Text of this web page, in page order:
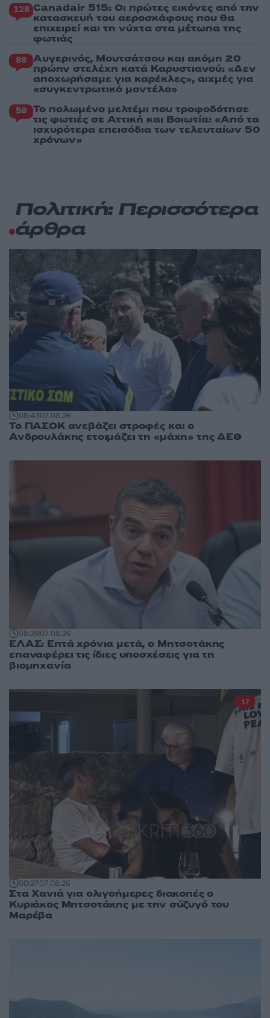
128 Canadair 515: Οι πρώτες εικόνες από την
κατασκευή του αεροσκάφους που θα
επιχειρεί και τη νύχτα στα μέτωπα της
φωτιάς
86 Αυγερινός, Μουτσάτσου και ακόμη 20
πρώην στελέχη κατά Καρυστιανού: «Δεν
αποχωρήσαμε για καρέκλες», αιχμές για
«συγκεντρωτικό μοντέλο»
59 Το πολωμένο μελτέμι που τροφοδότησε
τις φωτιές σε Αττική και Βοιωτία: «Από τα
ισχυρότερα επεισόδια των τελευταίων 50
χρόνων»
Πολιτική: Περισσότερα
άρθρα
08:4307.08.26
Το ΠΑΣΟΚ ανεβάζει στροφές και ο
Ανδρουλάκης ετοιμάζει τη «μάχη» της ΔΕΘ
08:2907.08.26
ΕΛΑΣ: Επτά χρόνια μετά, ο Μητσοτάκης
επαναφέρει τις ίδιες υποσχέσεις για τη
βιομηχανία
00:2707.08.26
Στα Χανιά για ολιγοήμερες διακοπές ο
Κυριάκος Μητσοτάκης με την σύζυγό του
Μαρέβα
17